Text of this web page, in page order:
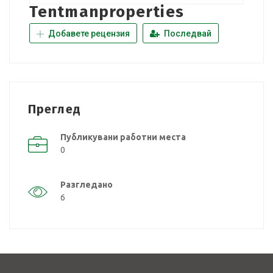
Tentmanproperties
Добавете рецензия Последвай
Преглед
Публикувани работни места
0
Разгледано
6